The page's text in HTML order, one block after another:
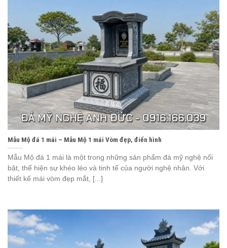
Mẫu Mộ đá 1 mái – Mẫu Mộ 1 mái Vòm đẹp, điển hình
Mẫu Mộ đá 1 mái là một trong những sản phẩm đá mỹ nghệ nổi
bật, thể hiện sự khéo léo và tinh tế của người nghệ nhân. Với
thiết kế mái vòm đẹp mắt, [...]